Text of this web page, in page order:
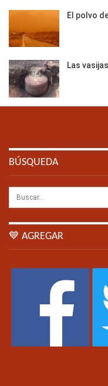
El polvo
Las
BÚSQUEDA
💙 AGREGAR